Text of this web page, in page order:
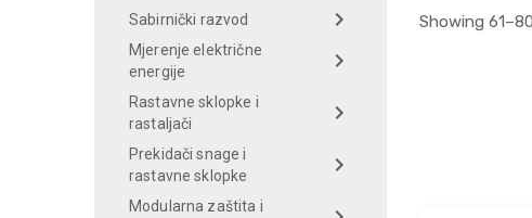
Showing
Sabirnički razvod
Mjerenje električne
energije
Rastavne sklopke i
rastaljači
Prekidači snage i
rastavne sklopke
Modularna zaštita i